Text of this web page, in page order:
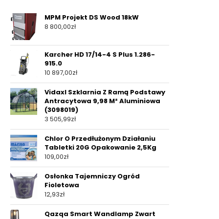
MPM Projekt DS Wood 18kW
8 800,00zł
Karcher HD 17/14-4 S Plus 1.286-
915.0
10 897,00zł
Vidaxl Szklarnia Z Ramą Podstawy
Antracytowa 9,98 M² Aluminiowa
(3098019)
3 505,99zł
Chlor O Przedłużonym Działaniu
Tabletki 20G Opakowanie 2,5Kg
109,00zł
Osłonka Tajemniczy Ogród
Fioletowa
12,93zł
Qazqa Smart Wandlamp Zwart